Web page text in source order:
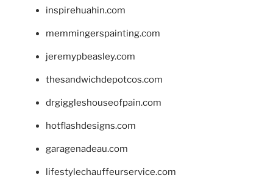
inspirehuahin.com
memmingerspainting.com
jeremypbeasley.com
thesandwichdepotcos.com
drgiggleshouseofpain.com
hotflashdesigns.com
garagenadeau.com
lifestylechauffeurservice.com